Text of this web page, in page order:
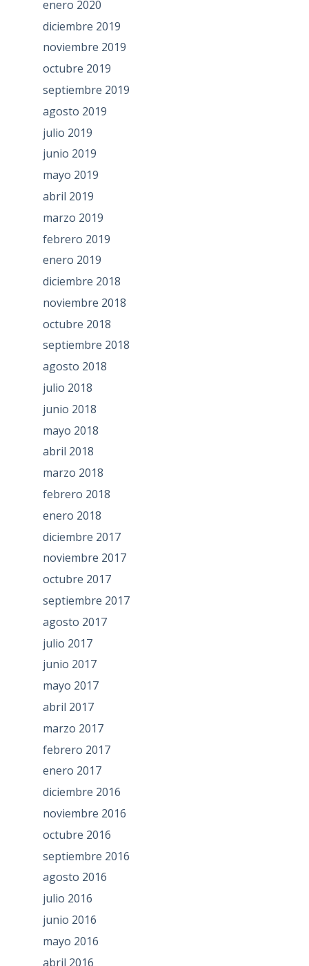
enero 2020
diciembre 2019
noviembre 2019
octubre 2019
septiembre 2019
agosto 2019
julio 2019
junio 2019
mayo 2019
abril 2019
marzo 2019
febrero 2019
enero 2019
diciembre 2018
noviembre 2018
octubre 2018
septiembre 2018
agosto 2018
julio 2018
junio 2018
mayo 2018
abril 2018
marzo 2018
febrero 2018
enero 2018
diciembre 2017
noviembre 2017
octubre 2017
septiembre 2017
agosto 2017
julio 2017
junio 2017
mayo 2017
abril 2017
marzo 2017
febrero 2017
enero 2017
diciembre 2016
noviembre 2016
octubre 2016
septiembre 2016
agosto 2016
julio 2016
junio 2016
mayo 2016
abril 2016